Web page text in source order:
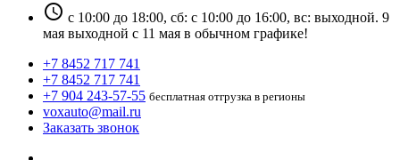
schedule с 10:00 до 18:00, сб: с 10:00 до 16:00, вс: выходной. 9
мая выходной с 11 мая в обычном графике!
+7 8452 717 741
+7 8452 717 741
+7 904 243-57-55 бесплатная отгрузка в регионы
voxauto@mail.ru
Заказать звонок